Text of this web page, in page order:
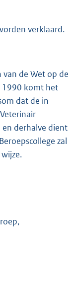
verklaard.
de Wet op de
1990 komt het
dat de in
en derhalve dient
zal